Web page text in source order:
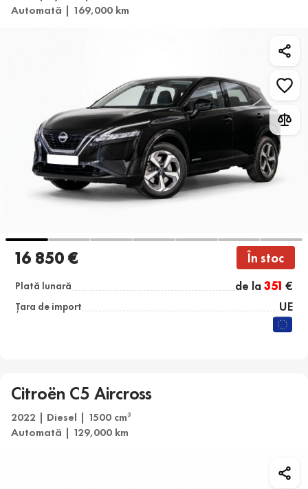
Automată | 169,000 km
16 850 € În stoc
Plată lunară de la351 €
Țara de import UE
Citroën C5 Aircross
2022 | Diesel | 1500 cm3
Automată | 129,000 km